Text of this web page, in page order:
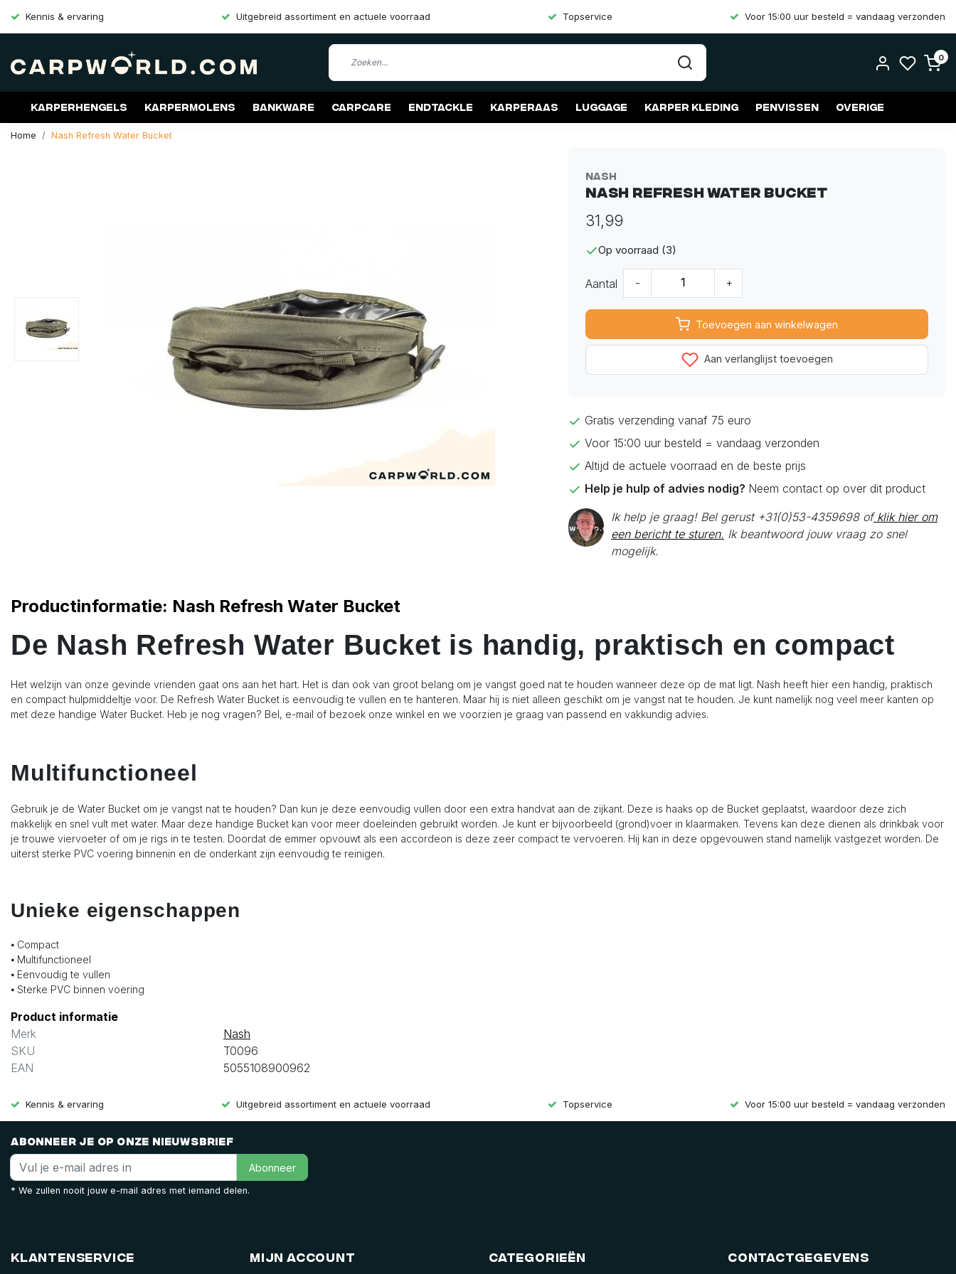
Kennis & ervaring Uitgebreid assortiment en actuele voorraad Topservice Voor 15:00 uur besteld = vandaag verzonden
0
Karperhengels Karpermolens Bankware Carpcare Endtackle Karperaas Luggage Karper kleding Penvissen Overige
Merken Aanbiedingen
Home Nash Refresh Water Bucket
Nash
Nash Refresh Water Bucket
31,99
Op voorraad (3)
Aantal - +
Toevoegen aan winkelwagen
Aan verlanglijst toevoegen
Gratis verzending vanaf 75 euro
Voor 15:00 uur besteld = vandaag verzonden
Altijd de actuele voorraad en de beste prijs
Help je hulp of advies nodig? Neem contact op over dit product
Ik help je graag! Bel gerust +31(0)53-4359698 ofklik hier om
een bericht te sturen. Ik beantwoord jouw vraag zo snel
mogelijk.
Productinformatie: Nash Refresh Water Bucket
De Nash Refresh Water Bucket is handig, praktisch en compact
Het welzijn van onze gevinde vrienden gaat ons aan het hart. Het is dan ook van groot belang om je vangst goed nat te houden wanneer deze op de mat ligt. Nash heeft hier een handig, praktisch
en compact hulpmiddeltje voor. De Refresh Water Bucket is eenvoudig te vullen en te hanteren. Maar hij is niet alleen geschikt om je vangst nat te houden. Je kunt namelijk nog veel meer kanten op
met deze handige Water Bucket. Heb je nog vragen? Bel, e-mail of bezoek onze winkel en we voorzien je graag van passend en vakkundig advies.
Multifunctioneel
Gebruik je de Water Bucket om je vangst nat te houden? Dan kun je deze eenvoudig vullen door een extra handvat aan de zijkant. Deze is haaks op de Bucket geplaatst, waardoor deze zich
makkelijk en snel vult met water. Maar deze handige Bucket kan voor meer doeleinden gebruikt worden. Je kunt er bijvoorbeeld (grond)voer in klaarmaken. Tevens kan deze dienen als drinkbak voor
je trouwe viervoeter of om je rigs in te testen. Doordat de emmer opvouwt als een accordeon is deze zeer compact te vervoeren. Hij kan in deze opgevouwen stand namelijk vastgezet worden. De
uiterst sterke PVC voering binnenin en de onderkant zijn eenvoudig te reinigen.
Unieke eigenschappen
⦁ Compact
⦁ Multifunctioneel
⦁ Eenvoudig te vullen
⦁ Sterke PVC binnen voering
Product informatie
Merk
Nash
SKU
T0096
EAN
5055108900962
Kennis & ervaring Uitgebreid assortiment en actuele voorraad Topservice Voor 15:00 uur besteld = vandaag verzonden
Abonneer je op onze nieuwsbrief
Abonneer
* We zullen nooit jouw e-mail adres met iemand delen.
Klantenservice Mijn account Categorieën Contactgegevens